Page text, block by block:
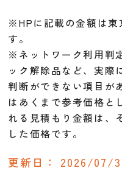
※HPに記載の金額は東
す。
※ネットワーク利用判
ック解除品など、実際
判断ができない項目が
はあくまで参考価格と
れる見積もり金額は、
した価格です。
更新日： 2026/07/